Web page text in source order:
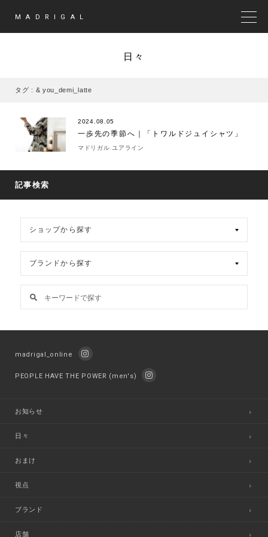
MADRIGAL
日々
タグ : & you_demi_latte
2024.08.05
一歩先の季節へ｜「トワルドジュイシャツ」
マドリガル ユアライン
記事検索
madrigal_online
PEOPLE HAVE THE POWER (men's)
お知らせ
日々
おまけ
視点
ブランド
店舗